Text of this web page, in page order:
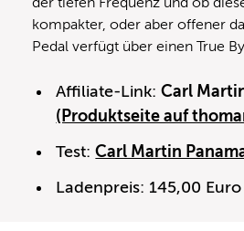
kompakter, oder aber offener
Pedal verfügt über einen True
Affiliate-Link:Carl
(Produktseite auf
Test:Carl Martin
Ladenpreis: 145,00